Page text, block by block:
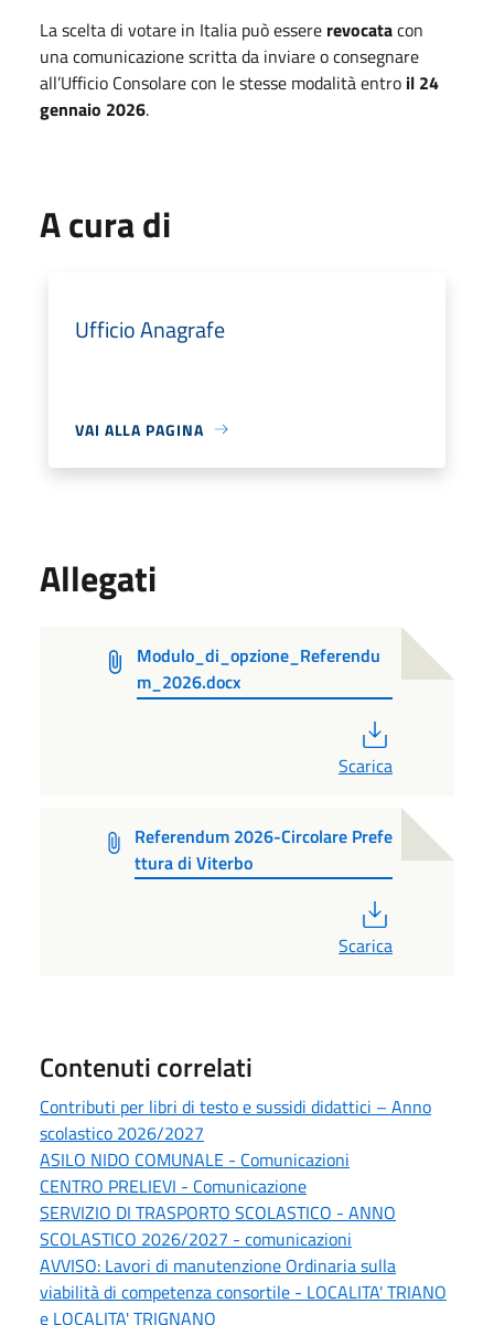
La scelta di votare in Italia può essere revocatacon
una comunicazione scritta da inviare o consegnare
all’Ufficio Consolare con le stesse modalità entro il 24
gennaio 2026.
A cura di
Ufficio Anagrafe
VAI ALLA PAGINA
Allegati
Modulo_di_opzione_Referendu
m_2026.docx
Scarica
Referendum 2026-Circolare Prefe
ttura di Viterbo
Scarica
Contenuti correlati
Contributi per libri di testo e sussidi didattici – Anno
scolastico 2026/2027
ASILO NIDO COMUNALE - Comunicazioni
CENTRO PRELIEVI - Comunicazione
SERVIZIO DI TRASPORTO SCOLASTICO - ANNO
SCOLASTICO 2026/2027 - comunicazioni
AVVISO: Lavori di manutenzione Ordinaria sulla
viabilità di competenza consortile - LOCALITA' TRIANO
e LOCALITA' TRIGNANO